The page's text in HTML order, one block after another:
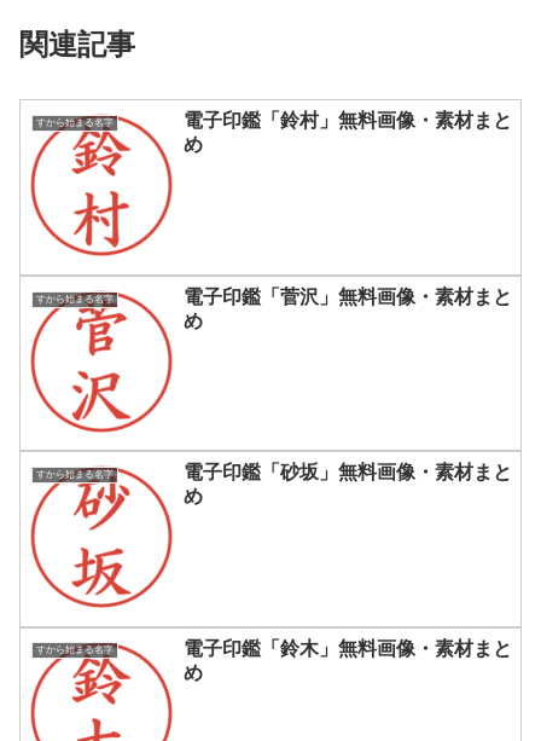
関連記事
すから始まる名字
電子印鑑「鈴村」無料画像・素材まと
め
すから始まる名字
電子印鑑「菅沢」無料画像・素材まと
め
すから始まる名字
電子印鑑「砂坂」無料画像・素材まと
め
すから始まる名字
電子印鑑「鈴木」無料画像・素材まと
め